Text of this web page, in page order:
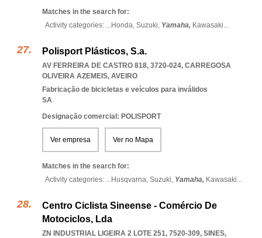
Matches in the search for:
Activity categories: ...Honda, Suzuki, Yamaha, Kawasaki...
Polisport Plásticos, S.a.
AV FERREIRA DE CASTRO 818, 3720-024, CARREGOSA
OLIVEIRA AZEMEIS, AVEIRO
Fabricação de bicicletas e veículos para inválidos
SA
Designação comercial: POLISPORT
Ver empresa Ver no Mapa
Matches in the search for:
Activity categories: ...Husqvarna, Suzuki, Yamaha, Kawasaki...
Centro Ciclista Sineense - Comércio De
Motociclos, Lda
ZN INDUSTRIAL LIGEIRA 2 LOTE 251, 7520-309, SINES,